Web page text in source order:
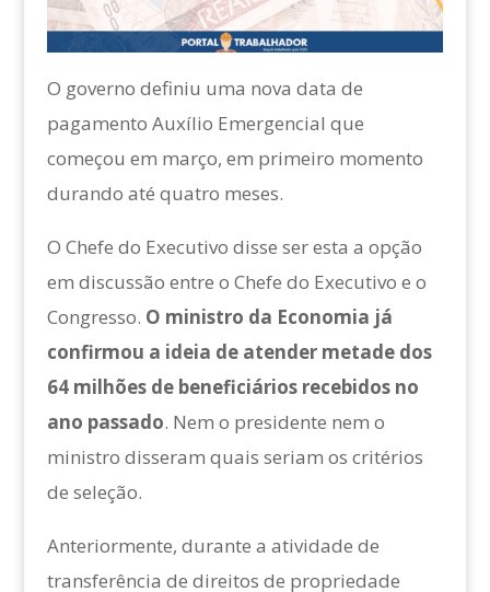
O governo definiu uma nova data de
pagamento Auxílio Emergencial que
começou em março, em primeiro momento
durando até quatro meses.
O Chefe do Executivo disse ser esta a opção
em discussão entre o Chefe do Executivo e o
Congresso. O ministro da Economia já
confirmou a ideia de atender metade dos
64 milhões de beneficiários recebidos no
ano passado. Nem o presidente nem o
ministro disseram quais seriam os critérios
de seleção.
Anteriormente, durante a atividade de
transferência de direitos de propriedade